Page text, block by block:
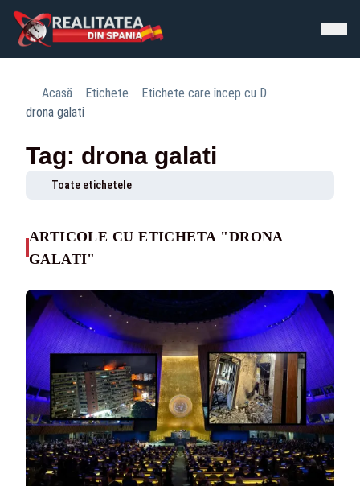
Acasă Etichete
Etichete care încep cu D
drona galati
Tag: drona galati
Toate etichetele
ARTICOLE CU ETICHETA "DRONA
GALATI"